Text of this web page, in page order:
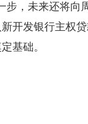
步，未来还将向
开发银行主权
基础。